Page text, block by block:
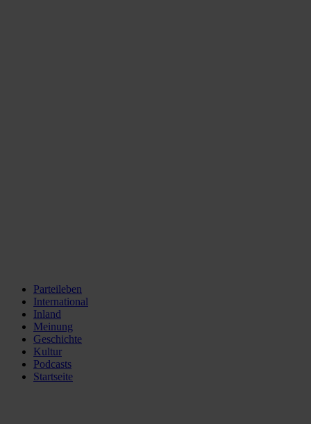
Parteileben
International
Inland
Meinung
Geschichte
Kultur
Podcasts
Startseite